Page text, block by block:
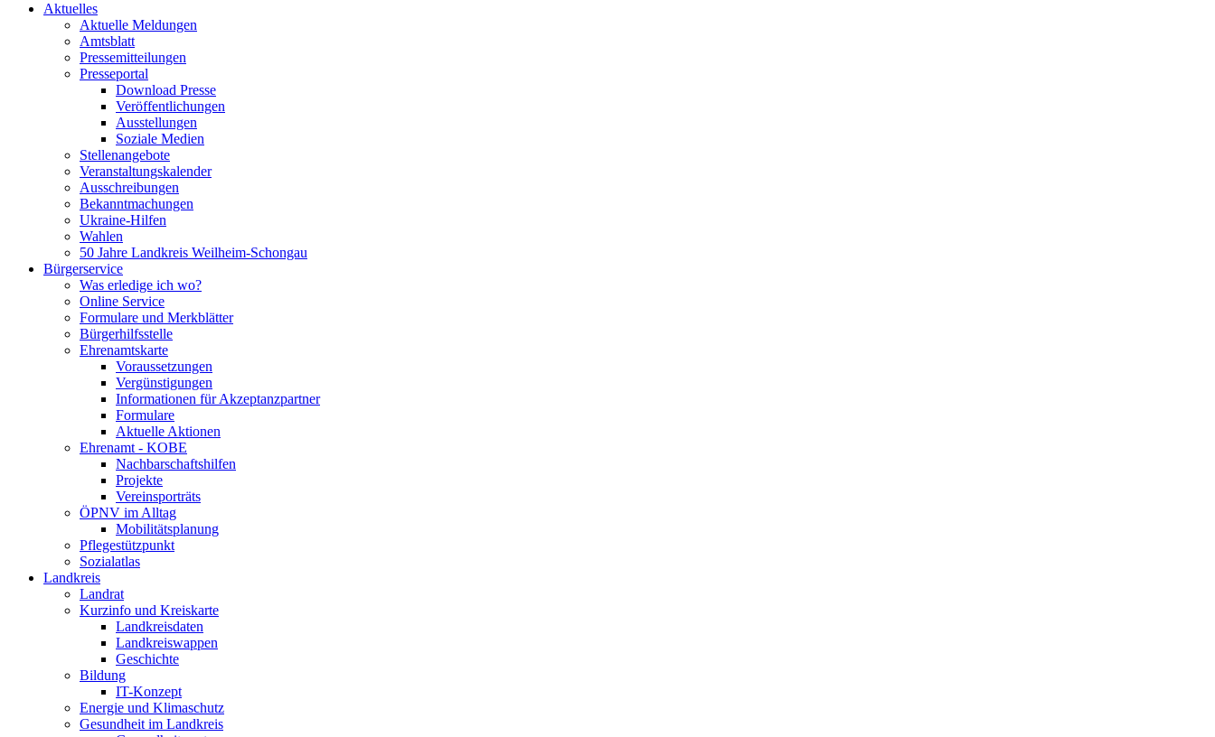
Aktuelles
Aktuelle Meldungen
Amtsblatt
Pressemitteilungen
Presseportal
Download Presse
Veröffentlichungen
Ausstellungen
Soziale Medien
Stellenangebote
Veranstaltungskalender
Ausschreibungen
Bekanntmachungen
Ukraine-Hilfen
Wahlen
50 Jahre Landkreis Weilheim-Schongau
Bürgerservice
Was erledige ich wo?
Online Service
Formulare und Merkblätter
Bürgerhilfsstelle
Ehrenamtskarte
Voraussetzungen
Vergünstigungen
Informationen für Akzeptanzpartner
Formulare
Aktuelle Aktionen
Ehrenamt - KOBE
Nachbarschaftshilfen
Projekte
Vereinsporträts
ÖPNV im Alltag
Mobilitätsplanung
Pflegestützpunkt
Sozialatlas
Landkreis
Landrat
Kurzinfo und Kreiskarte
Landkreisdaten
Landkreiswappen
Geschichte
Bildung
IT-Konzept
Energie und Klimaschutz
Gesundheit im Landkreis